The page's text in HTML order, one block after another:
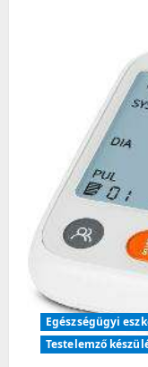
Egészségügyi
Testelemző